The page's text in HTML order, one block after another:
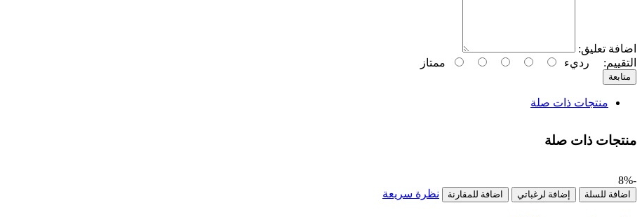
اضافة تعليق:
التقييم: رديء ممتاز
متابعة
منتجات ذات صلة
منتجات ذات صلة
-8%
اضافة للسلة إضافة لرغباتي اضافة للمقارنة نظرة سريعة